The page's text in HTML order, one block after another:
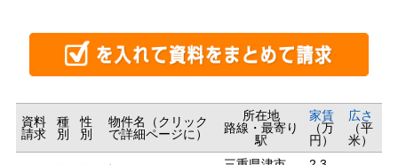
資料
請求
種
別
性
別
物件名（クリック
で詳細ページに）
所在地
路線・最寄り
駅
家賃
（万
円）
広さ
（平
米）